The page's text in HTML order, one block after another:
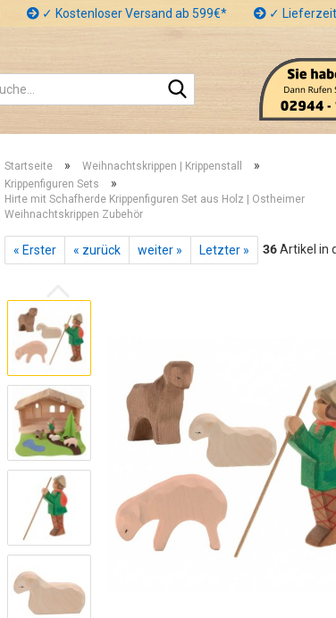
✓ Kostenloser Versand ab 599€* ✓
Startseite » Weihnachtskrippen | Krippenstall »
Krippenfiguren Sets »
Hirte mit Schafherde Krippenfiguren Set aus Holz | Ostheimer
Weihnachtskrippen Zubehör
« Erster « zurück weiter » Letzter » 36Artikel in